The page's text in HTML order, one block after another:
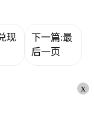
现
下一篇:最
后一页
x